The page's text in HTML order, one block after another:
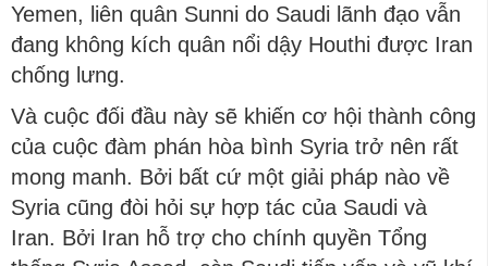
Yemen, liên quân Sunni do Saudi lãnh đạo vẫn
đang không kích quân nổi dậy Houthi được Iran
chống lưng.
Và cuộc đối đầu này sẽ khiến cơ hội thành công
của cuộc đàm phán hòa bình Syria trở nên rất
mong manh. Bởi bất cứ một giải pháp nào về
Syria cũng đòi hỏi sự hợp tác của Saudi và
Iran. Bởi Iran hỗ trợ cho chính quyền Tổng